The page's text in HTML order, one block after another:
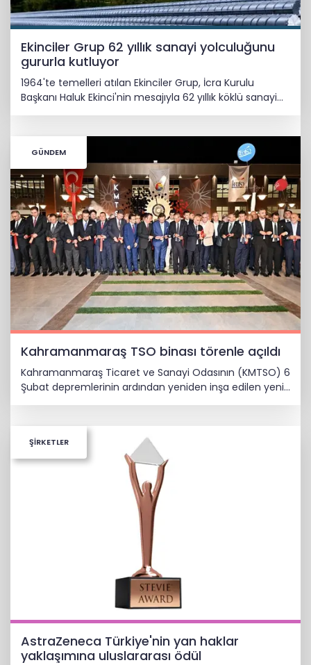
Ekinciler Grup 62 yıllık sanayi yolculuğunu
gururla kutluyor
1964'te temelleri atılan Ekinciler Grup, İcra Kurulu
Başkanı Haluk Ekinci'nin mesajıyla 62 yıllık köklü sanayi
mirasını ve küresel vizyonunu gururla paylaştı.
GÜNDEM
Kahramanmaraş TSO binası törenle açıldı
Kahramanmaraş Ticaret ve Sanayi Odasının (KMTSO) 6
Şubat depremlerinin ardından yeniden inşa edilen yeni
hizmet binası düzenlenen törenle hizmete açıldı.
ŞİRKETLER
AstraZeneca Türkiye'nin yan haklar
yaklaşımına uluslararası ödül